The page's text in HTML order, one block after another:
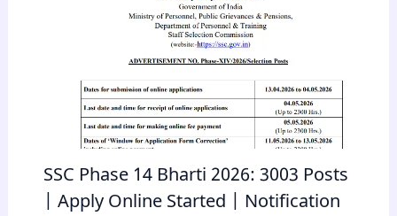
SSC Phase 14 Bharti 2026: 3003 Posts
| Apply Online Started | Notification